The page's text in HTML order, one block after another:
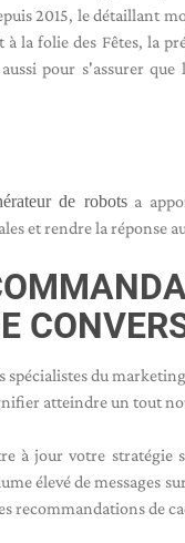
2015, le détaillant
à la folie des Fêtes, la
pour s'assurer
de robotsa
et rendre la réponse
spécialistes du
atteindre un tout
à jour votre
élevé de messages
recommandations de